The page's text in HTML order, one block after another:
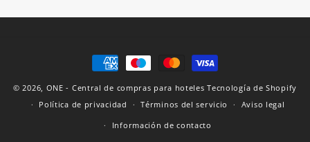
Formas
de
pago
© 2026, ONE - Central de compras para hoteles Tecnología de Shopify
Política de privacidad
Términos del servicio
Aviso legal
Información de contacto